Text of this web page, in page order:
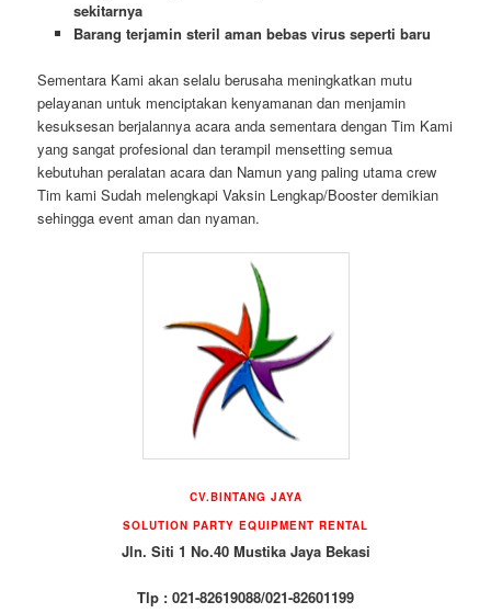
sekitarnya
Barang terjamin steril aman bebas virus seperti baru
Sementara Kami akan selalu berusaha meningkatkan mutu
pelayanan untuk menciptakan kenyamanan dan menjamin
kesuksesan berjalannya acara anda sementara dengan Tim Kami
yang sangat profesional dan terampil mensetting semua
kebutuhan peralatan acara dan Namun yang paling utama crew
Tim kami Sudah melengkapi Vaksin Lengkap/Booster demikian
sehingga event aman dan nyaman.
CV.BINTANG JAYA
SOLUTION PARTY EQUIPMENT RENTAL
Jln. Siti 1 No.40 Mustika Jaya Bekasi
Tlp : 021-82619088/021-82601199